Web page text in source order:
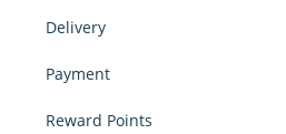
Delivery
Payment
Reward Points